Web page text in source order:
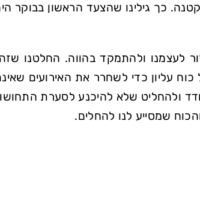
כך גילינו שהצעד הראשון בבוקר
לעצמנו ולהתמקד בהווה. החלטנו
עליון כדי לשחרר את האירועים
ולהחליט שלא להיכנע לסערת
שמסייע לנו להחלים.